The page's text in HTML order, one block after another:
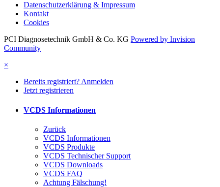
Datenschutzerklärung & Impressum
Kontakt
Cookies
PCI Diagnosetechnik GmbH & Co. KG Powered by Invision
Community
×
Bereits registriert? Anmelden
Jetzt registrieren
VCDS Informationen
Zurück
VCDS Informationen
VCDS Produkte
VCDS Technischer Support
VCDS Downloads
VCDS FAQ
Achtung Fälschung!